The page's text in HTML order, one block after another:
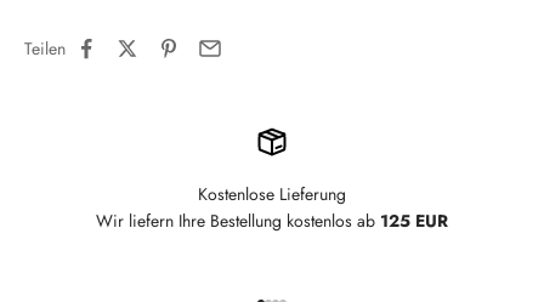
Teilen
Kostenlose Lieferung
Wir liefern Ihre Bestellung kostenlos ab 125 EUR